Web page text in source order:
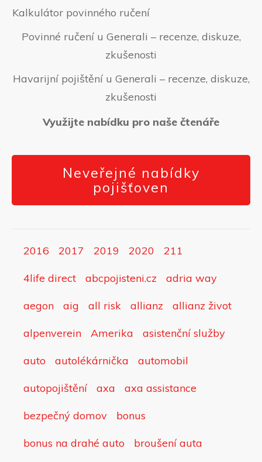
Kalkulátor povinného ručení
Povinné ručení u Generali – recenze, diskuze,
zkušenosti
Havarijní pojištění u Generali – recenze, diskuze,
zkušenosti
Využijte nabídku pro naše čtenáře
Neveřejné nabídky
pojišťoven
2016 2017 2019 2020 211
4life direct abcpojisteni.cz adria way
aegon aig all risk allianz allianz život
alpenverein Amerika asistenční služby
auto autolékárnička automobil
autopojištění axa axa assistance
bezpečný domov bonus
bonus na drahé auto broušení auta